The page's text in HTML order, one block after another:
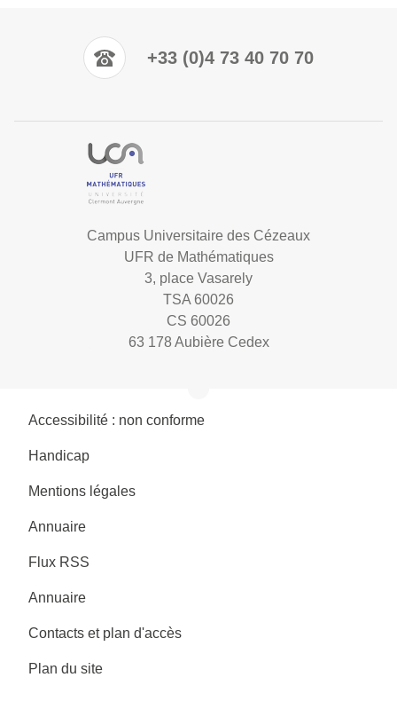
+33 (0)4 73 40 70 70
Campus Universitaire des Cézeaux
UFR de Mathématiques
3, place Vasarely
TSA 60026
CS 60026
63 178 Aubière Cedex
Accessibilité : non conforme
Handicap
Mentions légales
Annuaire
Flux RSS
Annuaire
Contacts et plan d'accès
Plan du site